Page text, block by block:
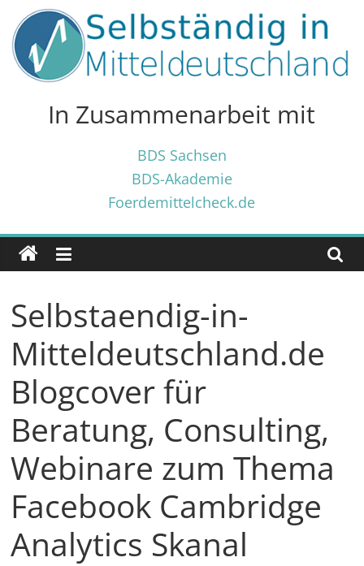
Inhalt
springen
Selbständig
Mitteldeutschland
Tricks
✓
für
und
Gründer
✓
in
und
außerhalb
Mitteldeutschlands
In Zusammenarbeit mit
BDS Sachsen
BDS-Akademie
Foerdemittelcheck.de
Selbstaendig-in-
Mitteldeutschland.de
Blogcover für
Beratung, Consulting,
Webinare zum Thema
Facebook Cambridge
Analytics Skanal